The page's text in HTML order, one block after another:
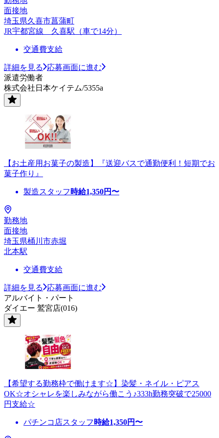
面接地
埼玉県久喜市菖蒲町
JR宇都宮線 久喜駅（車で14分）
交通費支給
詳細を見る
応募画面に進む
派遣労働者
株式会社日本ケイテム/5355a
【お土産用お菓子の製造】『送迎バスで通勤便利！短期でお
菓子作り』
製造スタッフ 時給1,350円〜
勤務地
面接地
埼玉県桶川市赤堀
北本駅
交通費支給
詳細を見る
応募画面に進む
アルバイト・パート
ダイエー 鷲宮店(016)
【希望する勤務枠で働けます☆】染髪・ネイル・ピアス
OK☆オシャレを楽しみながら働こう♪333h勤務突破で25000
円支給☆
パチンコ店スタッフ 時給1,350円〜